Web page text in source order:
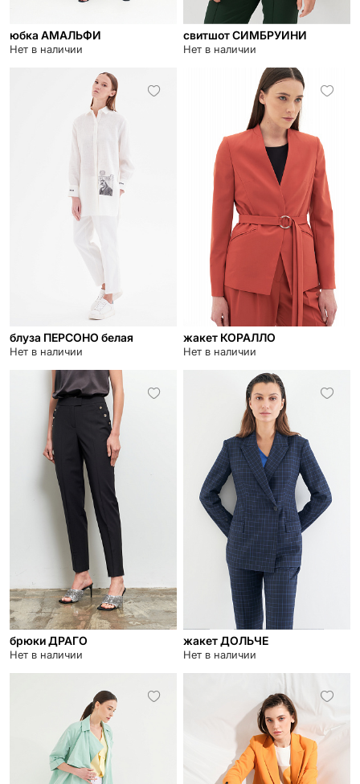
юбка АМАЛЬФИ
Нет в наличии
свитшот СИМБРУИНИ
Нет в наличии
блуза ПЕРСОНО белая
Нет в наличии
жакет КОРАЛЛО
Нет в наличии
брюки ДРАГО
Нет в наличии
жакет ДОЛЬЧЕ
Нет в наличии